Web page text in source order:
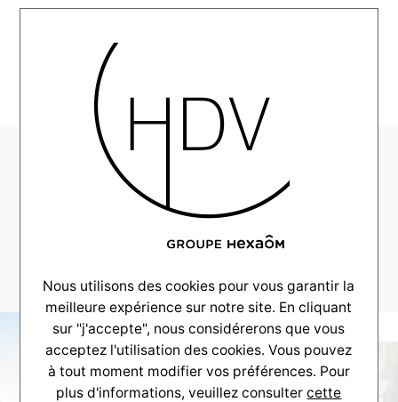
HDV-Realisation-
Alpha-
Constructions-Ares-
_0000_AG-2002
Nous utilisons des cookies pour vous garantir la
meilleure expérience sur notre site. En cliquant
sur "j'accepte", nous considérerons que vous
acceptez l'utilisation des cookies. Vous pouvez
à tout moment modifier vos préférences. Pour
plus d'informations, veuillez consultercette